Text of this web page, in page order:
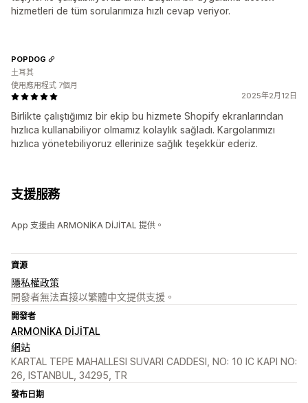
hizmetleri de tüm sorularımıza hızlı cevap veriyor.
2025年2月12日
Birlikte çalıştığımız bir ekip bu hizmete Shopify ekranlarından
hızlıca kullanabiliyor olmamız kolaylık sağladı. Kargolarımızı
hızlıca yönetebiliyoruz ellerinize sağlık teşekkür ederiz.
POPDOG
土耳其
使用應用程式 7個月
支援服務
App 支援由 ARMONİKA DİJİTAL 提供。
資源
隱私權政策
開發者無法直接以繁體中文提供支援。
開發者
ARMONİKA DİJİTAL
網站
KARTAL TEPE MAHALLESI SUVARI CADDESI, NO: 10 IC KAPI NO:
26, ISTANBUL, 34295, TR
發布日期